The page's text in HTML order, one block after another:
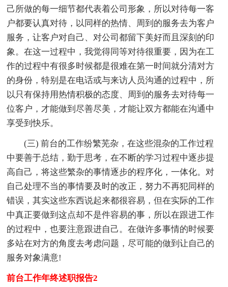
己所做的每一细节都代表着公司形象，所以对待每一客
户都要认真对待，以同样的热情、周到的服务去为客户
服务，让客户对自己、对公司都留下美好而且深刻的印
象。在这一过程中，我觉得同等对待很重要，因为在工
作的过程中有很多时候都是很难在第一时间就分清对方
的身份，特别是在电话或与来访人员沟通的过程中，所
以只有保持用热情积极的态度、周到的服务去对待每一
位客户，才能做到尽善尽美，才能让双方都能在沟通中
享受到快乐。
(三) 前台的工作纷繁芜杂，在这些混杂的工作过程
中要善于总结，勤于思考，在不断的学习过程中逐步提
高自己，将这些繁杂的事情逐步的程序化，一体化。对
自己处理不当的事情要及时的改正，努力不再犯同样的
错误，其实这些东西说起来都很容易，但在实际的工作
中真正要做到这点却不是件容易的事，所以在跟进工作
的过程中，也要注意跟进自己。在做许多事情的时候要
多站在对方的角度去考虑问题，尽可能的做到让自己的
服务对象满意!
前台工作年终述职报告2